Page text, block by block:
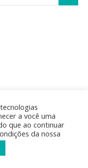
a você uma
que ao continuar
da nossa